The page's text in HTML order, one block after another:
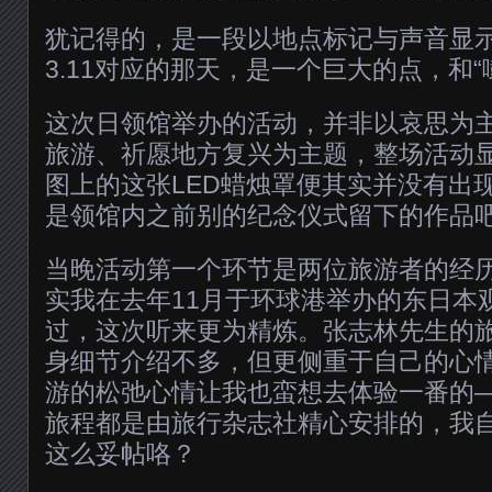
犹记得的，是一段以地点标记与声音显
3.11对应的那天，是一个巨大的点，和“
这次日领馆举办的活动，并非以哀思为
旅游、祈愿地方复兴为主题，整场活动
图上的这张LED蜡烛罩便其实并没有出
是领馆内之前别的纪念仪式留下的作品
当晚活动第一个环节是两位旅游者的经
实我在去年11月于环球港举办的东日本
过，这次听来更为精炼。张志林先生的
身细节介绍不多，但更侧重于自己的心
游的松弛心情让我也蛮想去体验一番
旅程都是由旅行杂志社精心安排的，我
这么妥帖咯？